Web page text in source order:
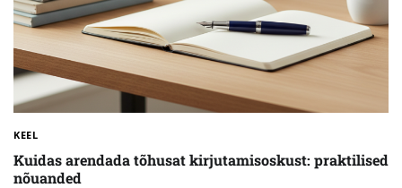
KEEL
Kuidas arendada tõhusat kirjutamisoskust: praktilised
nõuanded